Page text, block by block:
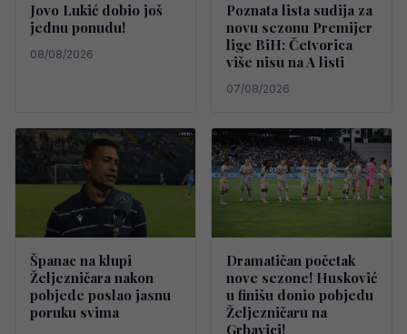
Jovo Lukić dobio još
jednu ponudu!
08/08/2026
Poznata lista sudija za
novu sezonu Premijer
lige BiH: Četvorica
više nisu na A listi
07/08/2026
Španac na klupi
Željezničara nakon
pobjede poslao jasnu
poruku svima
Dramatičan početak
nove sezone! Husković
u finišu donio pobjedu
Željezničaru na
Grbavici!